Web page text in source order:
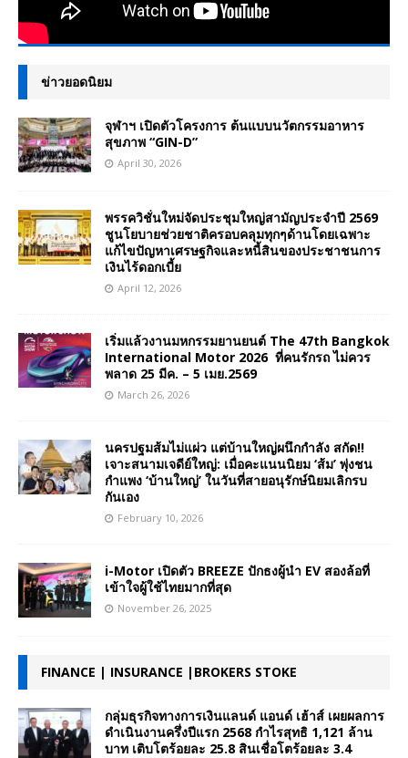
ข่าวยอดนิยม
จุฬาฯ เปิดตัวโครงการ ต้นแบบนวัตกรรมอาหาร
สุขภาพ “GIN-D”
April 30, 2026
พรรควิชั่นใหม่จัดประชุมใหญ่สามัญประจำปี 2569
ชูนโยบายช่วยชาติครอบคลุมทุกๆด้านโดยเฉพาะ
แก้ไขปัญหาเศรษฐกิจและหนี้สินของประชาชนการ
เงินไร้ดอกเบี้ย
April 12, 2026
เริ่มแล้วงานมหกรรมยานยนต์ The 47th Bangkok
International Motor 2026 ที่คนรักรถ ไม่ควร
พลาด 25 มีค. – 5 เมย.2569
March 26, 2026
นครปฐมส้มไม่แผ่ว แต่บ้านใหญ่ผนึกกำลัง สกัด!!
เจาะสนามเจดีย์ใหญ่: เมื่อคะแนนนิยม ‘ส้ม’ พุ่งชน
กำแพง ‘บ้านใหญ่’ ในวันที่สายอนุรักษ์นิยมเลิกรบ
กันเอง
February 10, 2026
i-Motor เปิดตัว BREEZE ปักธงผู้นำ EV สองล้อที่
เข้าใจผู้ใช้ไทยมากที่สุด
November 26, 2025
FINANCE | INSURANCE |BROKERS STOKE
กลุ่มธุรกิจทางการเงินแลนด์ แอนด์ เฮ้าส์ เผยผลการ
ดำเนินงานครึ่งปีแรก 2568 กำไรสุทธิ 1,121 ล้าน
บาท เติบโตร้อยละ 25.8 สินเชื่อโตร้อยละ 3.4